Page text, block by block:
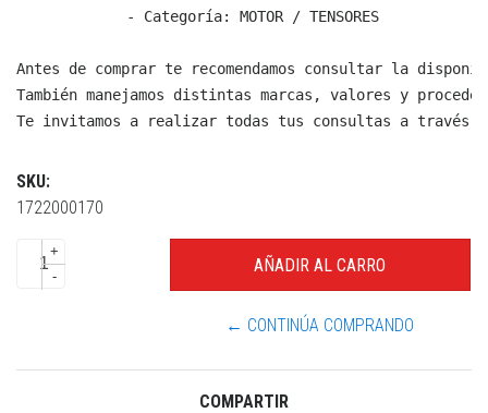
  - Categoría: MOTOR / TENSORES
Antes de comprar te recomendamos consultar la
También manejamos distintas marcas, valores y
Te invitamos a realizar todas tus consultas a través
SKU:
1722000170
+
-
← CONTINÚA COMPRANDO
COMPARTIR